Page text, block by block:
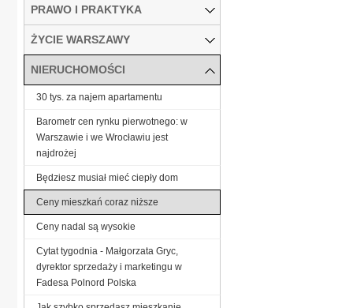
PRAWO I PRAKTYKA
ŻYCIE WARSZAWY
NIERUCHOMOŚCI
30 tys. za najem apartamentu
Barometr cen rynku pierwotnego: w
Warszawie i we Wrocławiu jest
najdrożej
Będziesz musiał mieć ciepły dom
Ceny mieszkań coraz niższe
Ceny nadal są wysokie
Cytat tygodnia - Małgorzata Gryc,
dyrektor sprzedaży i marketingu w
Fadesa Polnord Polska